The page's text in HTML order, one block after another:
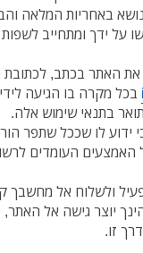
באחריות המלאה
על ידך ומתחייב
בכל מקרה בו הגיעה
בתנאי שימוש אלה.
כי ידוע לו שככל שתפר
האמצעים העומדים
ולשלוח אל מחשבך
זו.